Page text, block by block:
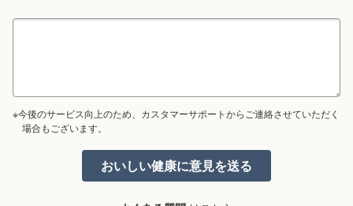
※今後のサービス向上のため、カスタマーサポートからご連絡させていただく
場合もございます。